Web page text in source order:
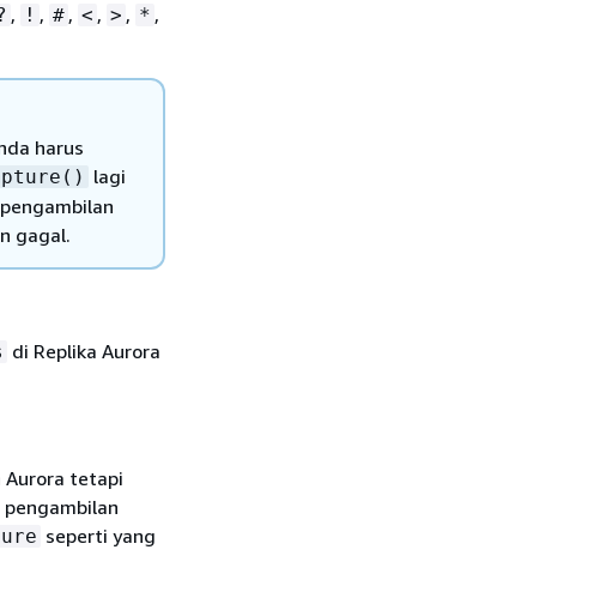
, ! , # , < , > , * ,
harus
lagi
gagal.
di Replika Aurora
Aurora tetapi
seperti yang